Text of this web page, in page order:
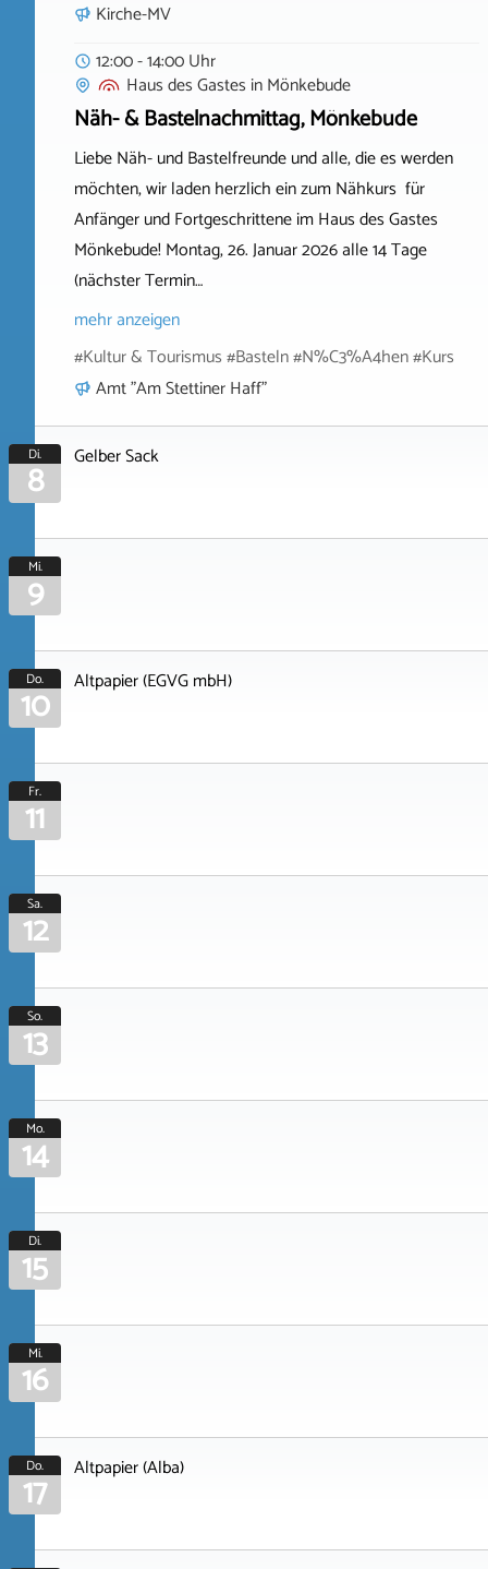
Kirche-MV
12:00 - 14:00 Uhr
Haus des Gastes inMönkebude
Näh- & Bastelnachmittag, Mönkebude
Liebe Näh- und Bastelfreunde und alle, die es werden
möchten, wir laden herzlich ein zum Nähkurs für
Anfänger und Fortgeschrittene im Haus des Gastes
Mönkebude! Montag, 26. Januar 2026 alle 14 Tage
(nächster Termin…
mehr anzeigen
#Kultur & Tourismus #Basteln #N%C3%A4hen #Kurs
Amt "Am Stettiner Haff"
Di.
8 Gelber Sack
Mi.
9
Do.
10 Altpapier (EGVG mbH)
Fr.
11
Sa.
12
So.
13
Mo.
14
Di.
15
Mi.
16
Do.
17 Altpapier (Alba)